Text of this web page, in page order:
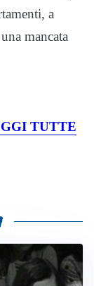
a
mancata
TUTTE